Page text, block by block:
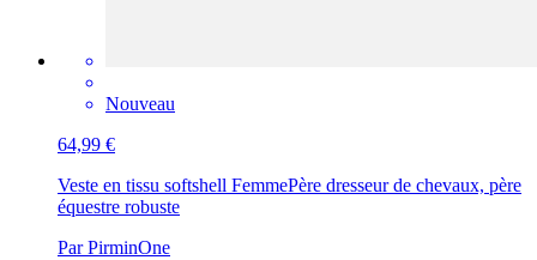
Nouveau
64,99 €
Veste en tissu softshell FemmePère dresseur de chevaux, père
équestre robuste
Par PirminOne